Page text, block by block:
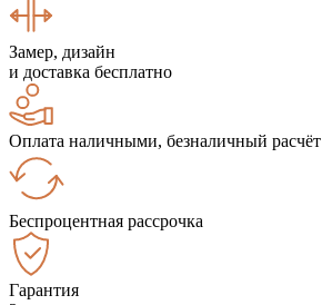
Замер, дизайн
и доставка бесплатно
Оплата наличными, безналичный расчёт
Беспроцентная рассрочка
Гарантия